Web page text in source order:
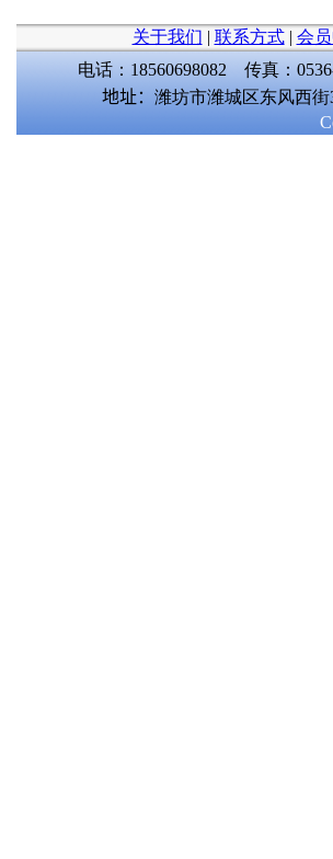
关于我们 | 联系方式| 会
电话：18560698082 传真：
地址： 潍坊市潍城区东风西街